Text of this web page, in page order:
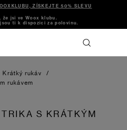
ZÍSKEJTE 50% SLEVU
že jsi ve Woox klubu.
ti k dispozici za polovinu.
Krátký rukáv
/
rukávem
S KRÁTKÝM